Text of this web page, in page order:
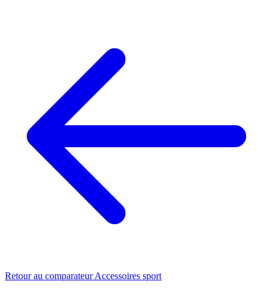
Retour au comparateur Accessoires sport